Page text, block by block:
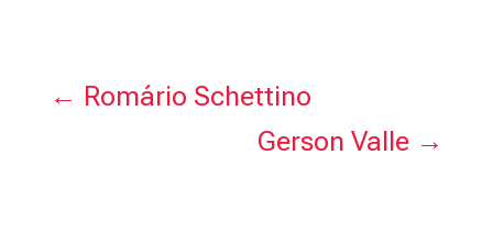
← Romário Schettino
Gerson Valle →